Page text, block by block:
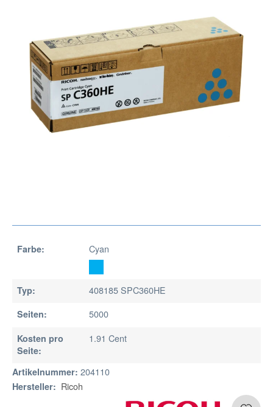
Farbe: Cyan
Typ: 408185 SPC360HE
Seiten: 5000
Kosten pro
Seite:
1.91 Cent
Artikelnummer: 204110
Hersteller: Ricoh